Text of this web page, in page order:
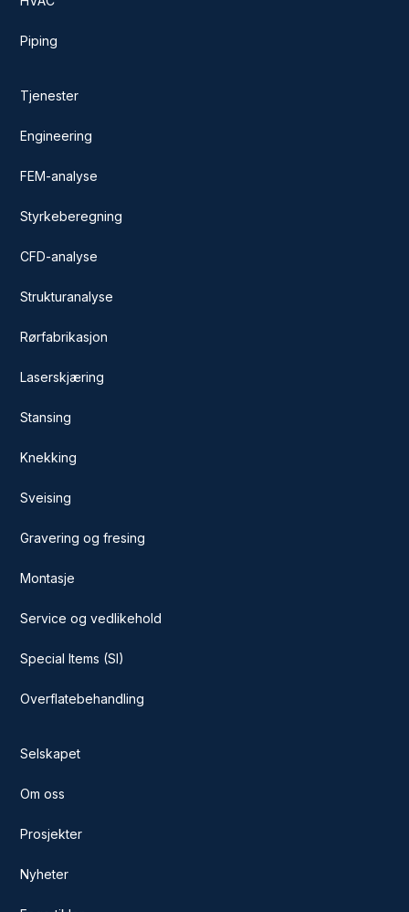
Piping
Tjenester
Engineering
FEM-analyse
Styrkeberegning
CFD-analyse
Strukturanalyse
Rørfabrikasjon
Laserskjæring
Stansing
Knekking
Sveising
Gravering og fresing
Montasje
Service og vedlikehold
Special Items (SI)
Overflatebehandling
Selskapet
Om oss
Prosjekter
Nyheter